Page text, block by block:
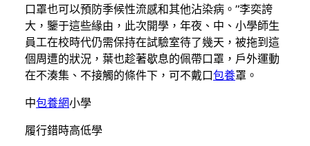
口罩也可以預防季候性流感和其他沾染病。”李奕誇
大，鑒于這些緣由，此次開學，年夜、中、小學師生
員工在校時代仍需保持在試驗室待了幾天，被拖到這
個周遭的狀況，葉也趁著歇息的佩帶口罩，戶外運動
在不湊集、不接觸的條件下，可不戴口包養罩。
中包養網小學
履行錯時高低學